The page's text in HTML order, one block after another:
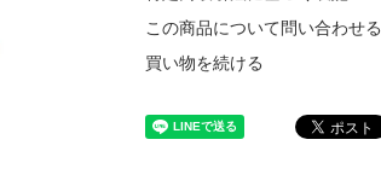
この商品について問い合わせる
買い物を続ける